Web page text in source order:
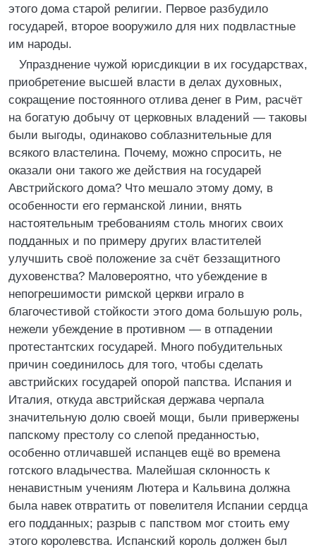
этого дома старой религии. Первое разбудило
государей, второе вооружило для них подвластные
им народы.
Упразднение чужой юрисдикции в их государствах,
приобретение высшей власти в делах духовных,
сокращение постоянного отлива денег в Рим, расчёт
на богатую добычу от церковных владений — таковы
были выгоды, одинаково соблазнительные для
всякого властелина. Почему, можно спросить, не
оказали они такого же действия на государей
Австрийского дома? Что мешало этому дому, в
особенности его германской линии, внять
настоятельным требованиям столь многих своих
подданных и по примеру других властителей
улучшить своё положение за счёт беззащитного
духовенства? Маловероятно, что убеждение в
непогрешимости римской церкви играло в
благочестивой стойкости этого дома большую роль,
нежели убеждение в противном — в отпадении
протестантских государей. Много побудительных
причин соединилось для того, чтобы сделать
австрийских государей опорой папства. Испания и
Италия, откуда австрийская держава черпала
значительную долю своей мощи, были привержены
папскому престолу со слепой преданностью,
особенно отличавшей испанцев ещё во времена
готского владычества. Малейшая склонность к
ненавистным учениям Лютера и Кальвина должна
была навек отвратить от повелителя Испании сердца
его подданных; разрыв с папством мог стоить ему
этого королевства. Испанский король должен был